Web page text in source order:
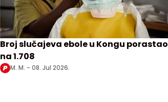
Broj slučajeva ebole u Kongu porastao
na 1.708
M. M. - 08. Jul 2026.